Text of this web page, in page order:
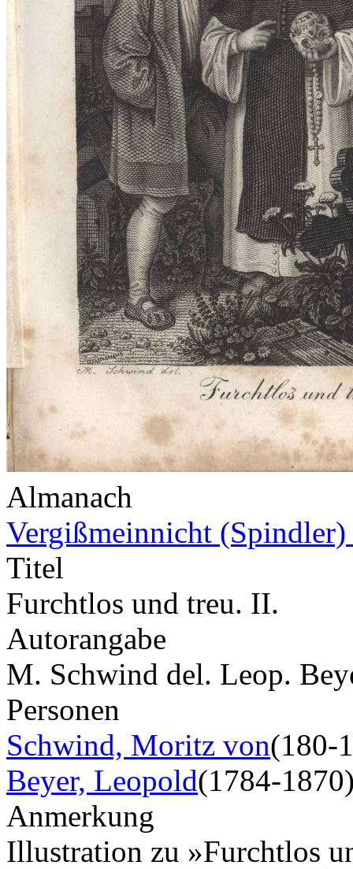
Almanach
Vergißmeinnicht (Spindler)
Titel
Furchtlos und treu. II.
Autorangabe
M. Schwind del. Leop.
Personen
Schwind, Moritz von(180-
Beyer, Leopold(1784-
Anmerkung
Illustration zu »Furchtlos